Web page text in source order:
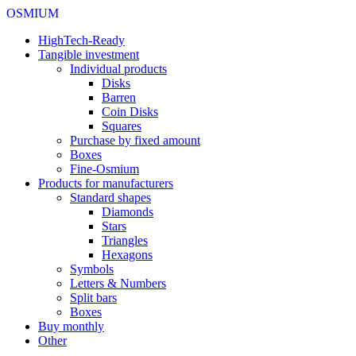
OSMIUM
HighTech-Ready
Tangible investment
Individual products
Disks
Barren
Coin Disks
Squares
Purchase by fixed amount
Boxes
Fine-Osmium
Products for manufacturers
Standard shapes
Diamonds
Stars
Triangles
Hexagons
Symbols
Letters & Numbers
Split bars
Boxes
Buy monthly
Other